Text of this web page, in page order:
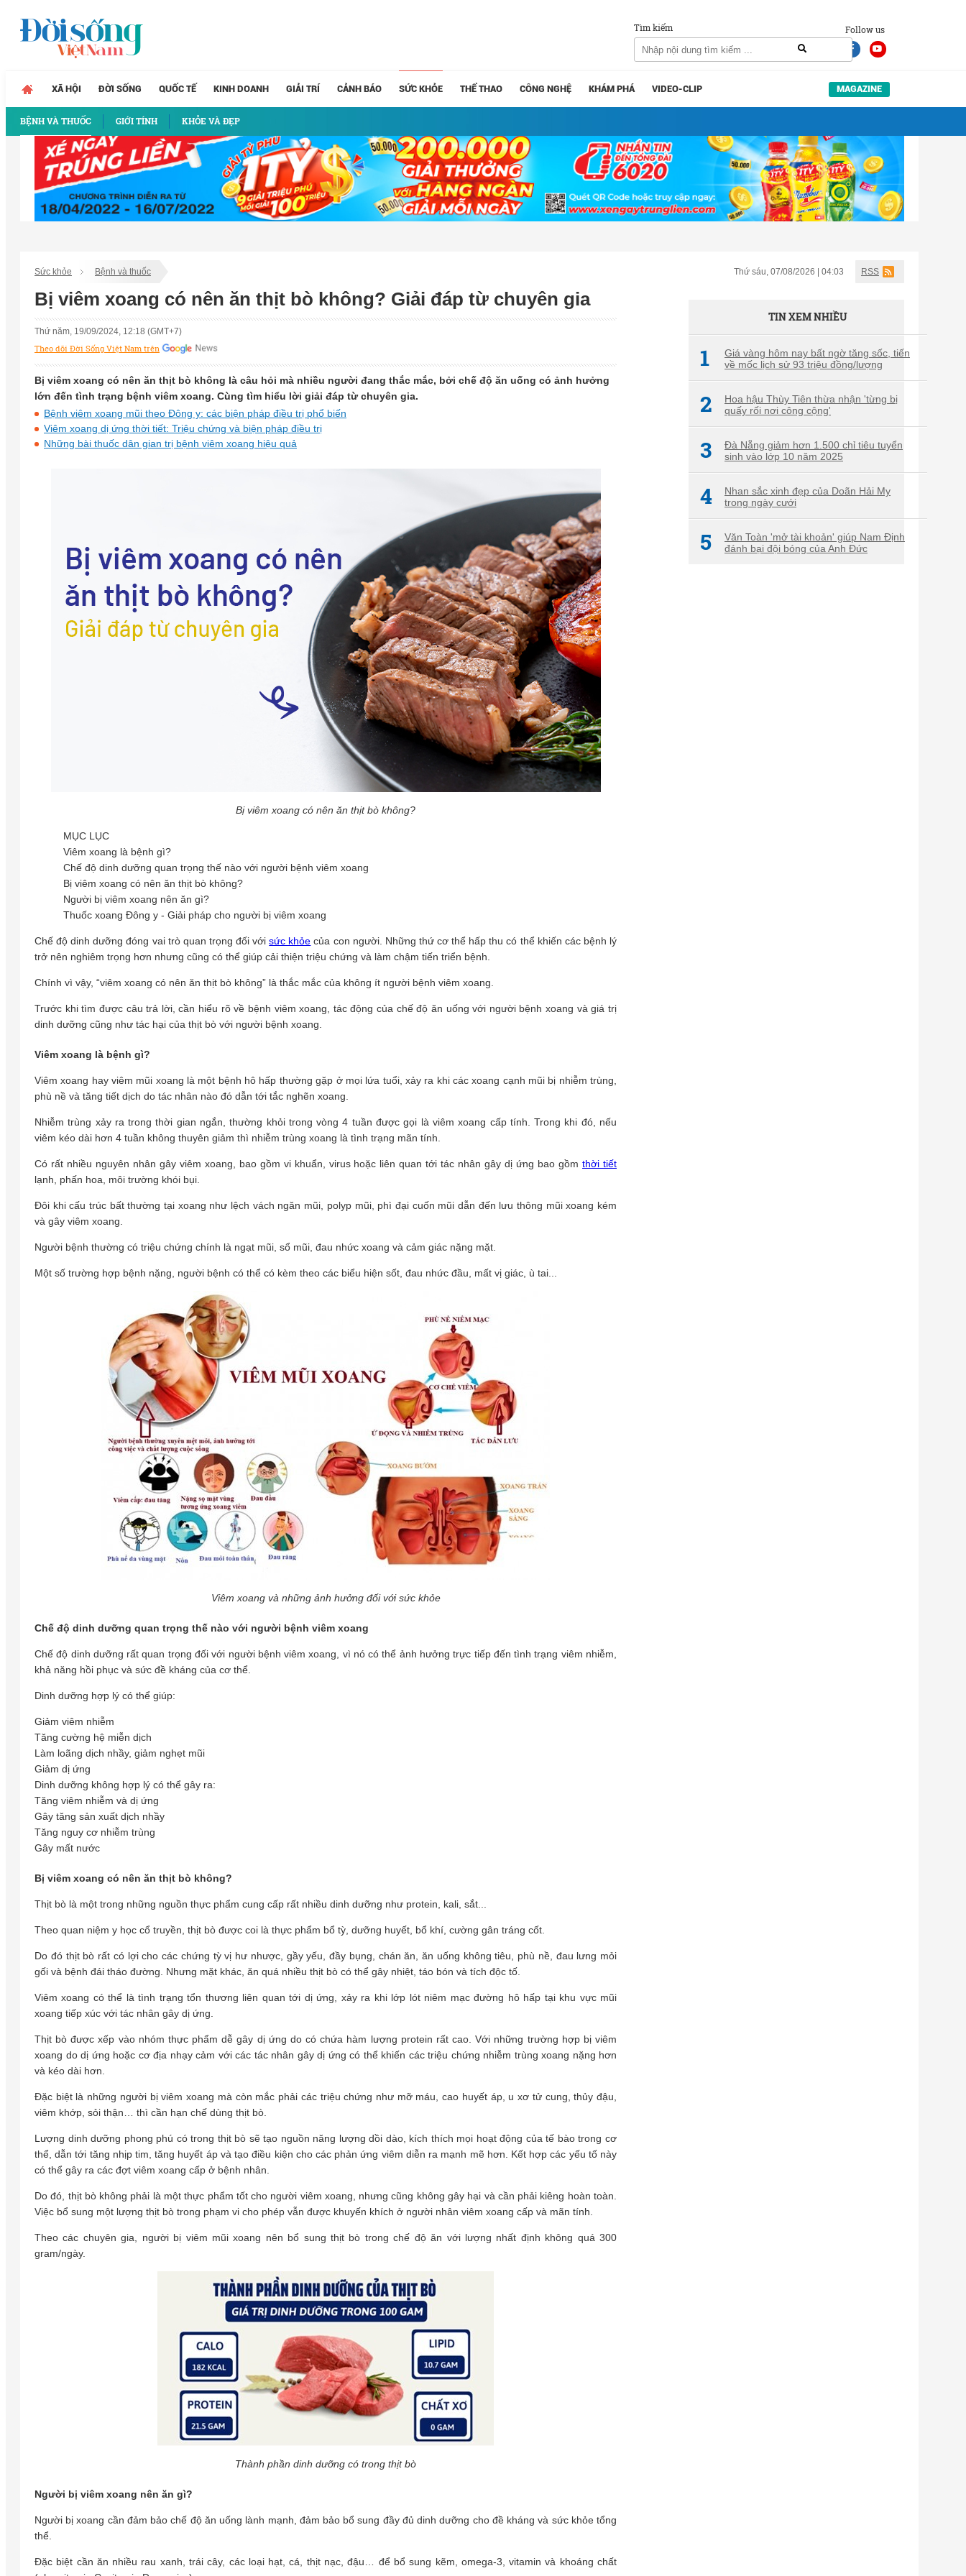
Follow us
Tìm kiếm
XÃ HỘI ĐỜI SỐNG QUỐC TẾ KINH DOANH GIẢI TRÍ CẢNH BÁO SỨC KHỎE
BỆNH VÀ THUỐC GIỚI TÍNH KHỎE VÀ ĐẸP
THỂ THAO CÔNG NGHỆ KHÁM PHÁ VIDEO-CLIP MAGAZINE
Sức khỏe Bệnh và thuốc Thứ sáu, 07/08/2026 | 04:03 RSS
Bị viêm xoang có nên ăn thịt bò không? Giải đáp từ chuyên gia
Thứ năm, 19/09/2024, 12:18 (GMT+7)
Theo dõi Đời Sống Việt Nam trên
Bị viêm xoang có nên ăn thịt bò không là câu hỏi mà nhiều người đang thắc mắc, bởi chế độ ăn uống có ảnh hưởng
lớn đến tình trạng bệnh viêm xoang. Cùng tìm hiểu lời giải đáp từ chuyên gia.
Bệnh viêm xoang mũi theo Đông y: các biện pháp điều trị phổ biến
Viêm xoang dị ứng thời tiết: Triệu chứng và biện pháp điều trị
Những bài thuốc dân gian trị bệnh viêm xoang hiệu quả
Bị viêm xoang có nên ăn thịt bò không?
MỤC LỤC
Viêm xoang là bệnh gì?
Chế độ dinh dưỡng quan trọng thế nào với người bệnh viêm xoang
Bị viêm xoang có nên ăn thịt bò không?
Người bị viêm xoang nên ăn gì?
Thuốc xoang Đông y - Giải pháp cho người bị viêm xoang
Chế độ dinh dưỡng đóng vai trò quan trọng đối vớisức khỏe của con người. Những thứ cơ thể hấp thu có thể khiến các bệnh lý
trở nên nghiêm trọng hơn nhưng cũng có thể giúp cải thiện triệu chứng và làm chậm tiến triển bệnh.
Chính vì vậy, “viêm xoang có nên ăn thịt bò không” là thắc mắc của không ít người bệnh viêm xoang.
Trước khi tìm được câu trả lời, cần hiểu rõ về bệnh viêm xoang, tác động của chế độ ăn uống với người bệnh xoang và giá trị
dinh dưỡng cũng như tác hại của thịt bò với người bệnh xoang.
Viêm xoang là bệnh gì?
Viêm xoang hay viêm mũi xoang là một bệnh hô hấp thường gặp ở mọi lứa tuổi, xảy ra khi các xoang cạnh mũi bị nhiễm trùng,
phù nề và tăng tiết dịch do tác nhân nào đó dẫn tới tắc nghẽn xoang.
Nhiễm trùng xảy ra trong thời gian ngắn, thường khỏi trong vòng 4 tuần được gọi là viêm xoang cấp tính. Trong khi đó, nếu
viêm kéo dài hơn 4 tuần không thuyên giảm thì nhiễm trùng xoang là tình trạng mãn tính.
Có rất nhiều nguyên nhân gây viêm xoang, bao gồm vi khuẩn, virus hoặc liên quan tới tác nhân gây dị ứng bao gồmthời tiết
lạnh, phấn hoa, môi trường khói bụi.
Đôi khi cấu trúc bất thường tại xoang như lệch vách ngăn mũi, polyp mũi, phì đại cuốn mũi dẫn đến lưu thông mũi xoang kém
và gây viêm xoang.
Người bệnh thường có triệu chứng chính là ngạt mũi, sổ mũi, đau nhức xoang và cảm giác nặng mặt.
Một số trường hợp bệnh nặng, người bệnh có thể có kèm theo các biểu hiện sốt, đau nhức đầu, mất vị giác, ù tai...
Viêm xoang và những ảnh hưởng đối với sức khỏe
Chế độ dinh dưỡng quan trọng thế nào với người bệnh viêm xoang
Chế độ dinh dưỡng rất quan trọng đối với người bệnh viêm xoang, vì nó có thể ảnh hưởng trực tiếp đến tình trạng viêm nhiễm,
khả năng hồi phục và sức đề kháng của cơ thể.
Dinh dưỡng hợp lý có thể giúp:
Giảm viêm nhiễm
Tăng cường hệ miễn dịch
Làm loãng dịch nhầy, giảm nghẹt mũi
Giảm dị ứng
Dinh dưỡng không hợp lý có thể gây ra:
Tăng viêm nhiễm và dị ứng
Gây tăng sản xuất dịch nhầy
Tăng nguy cơ nhiễm trùng
Gây mất nước
Bị viêm xoang có nên ăn thịt bò không?
Thịt bò là một trong những nguồn thực phẩm cung cấp rất nhiều dinh dưỡng như protein, kali, sắt...
Theo quan niệm y học cổ truyền, thịt bò được coi là thực phẩm bổ tỳ, dưỡng huyết, bổ khí, cường gân tráng cốt.
Do đó thịt bò rất có lợi cho các chứng tỳ vị hư nhược, gầy yếu, đầy bụng, chán ăn, ăn uống không tiêu, phù nề, đau lưng mỏi
gối và bệnh đái tháo đường. Nhưng mặt khác, ăn quá nhiều thịt bò có thể gây nhiệt, táo bón và tích độc tố.
Viêm xoang có thể là tình trạng tổn thương liên quan tới dị ứng, xảy ra khi lớp lót niêm mạc đường hô hấp tại khu vực mũi
xoang tiếp xúc với tác nhân gây dị ứng.
Thịt bò được xếp vào nhóm thực phẩm dễ gây dị ứng do có chứa hàm lượng protein rất cao. Với những trường hợp bị viêm
xoang do dị ứng hoặc cơ địa nhạy cảm với các tác nhân gây dị ứng có thể khiến các triệu chứng nhiễm trùng xoang nặng hơn
và kéo dài hơn.
Đặc biệt là những người bị viêm xoang mà còn mắc phải các triệu chứng như mỡ máu, cao huyết áp, u xơ tử cung, thủy đậu,
viêm khớp, sỏi thận… thì cần hạn chế dùng thịt bò.
Lượng dinh dưỡng phong phú có trong thịt bò sẽ tạo nguồn năng lượng dồi dào, kích thích mọi hoạt động của tế bào trong cơ
thể, dẫn tới tăng nhịp tim, tăng huyết áp và tạo điều kiện cho các phản ứng viêm diễn ra mạnh mẽ hơn. Kết hợp các yếu tố này
có thể gây ra các đợt viêm xoang cấp ở bệnh nhân.
Do đó, thịt bò không phải là một thực phẩm tốt cho người viêm xoang, nhưng cũng không gây hại và cần phải kiêng hoàn toàn.
Việc bổ sung một lượng thịt bò trong phạm vi cho phép vẫn được khuyến khích ở người nhân viêm xoang cấp và mãn tính.
Theo các chuyên gia, người bị viêm mũi xoang nên bổ sung thịt bò trong chế độ ăn với lượng nhất định không quá 300
gram/ngày.
Thành phần dinh dưỡng có trong thịt bò
Người bị viêm xoang nên ăn gì?
Người bị xoang cần đảm bảo chế độ ăn uống lành mạnh, đảm bảo bổ sung đầy đủ dinh dưỡng cho đề kháng và sức khỏe tổng
thể.
Đặc biệt cần ăn nhiều rau xanh, trái cây, các loại hạt, cá, thịt nạc, đậu… để bổ sung kẽm, omega-3, vitamin và khoáng chất
TIN XEM NHIỀU
1
Giá vàng hôm nay bất ngờ tăng sốc, tiến
về mốc lịch sử 93 triệu đồng/lượng
2
Hoa hậu Thùy Tiên thừa nhận 'từng bị
quấy rối nơi công cộng'
3
Đà Nẵng giảm hơn 1.500 chỉ tiêu tuyển
sinh vào lớp 10 năm 2025
4
Nhan sắc xinh đẹp của Doãn Hải My
trong ngày cưới
5
Văn Toàn 'mở tài khoản' giúp Nam Định
đánh bại đội bóng của Anh Đức